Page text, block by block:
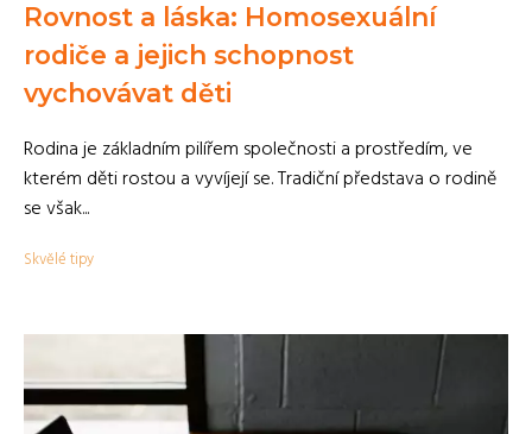
Rovnost a láska: Homosexuální
rodiče a jejich schopnost
vychovávat děti
Rodina je základním pilířem společnosti a prostředím, ve
kterém děti rostou a vyvíjejí se. Tradiční představa o rodině
se však...
Skvělé tipy